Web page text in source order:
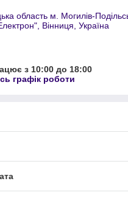
область м. Могилів-
Вінниця, Україна
з 10:00 до 18:00
графік роботи